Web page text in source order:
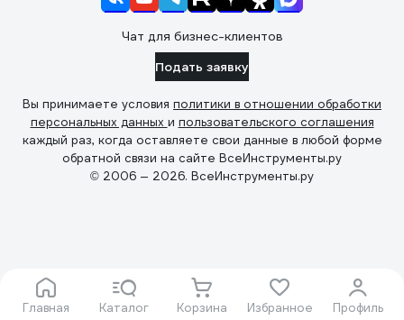
Главная Каталог Корзина Избранное Профиль
Чат для бизнес-клиентов
Подать заявку
Вы принимаете условия политики в отношении обработки
персональных данных и пользовательского соглашения
каждый раз, когда оставляете свои данные в любой форме
обратной связи на сайте ВсеИнструменты.ру
© 2006 — 2026. ВсеИнструменты.ру